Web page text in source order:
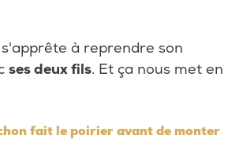
s'apprête à reprendre son
ses deux fils. Et ça nous met en
fait le poirier avant de monter